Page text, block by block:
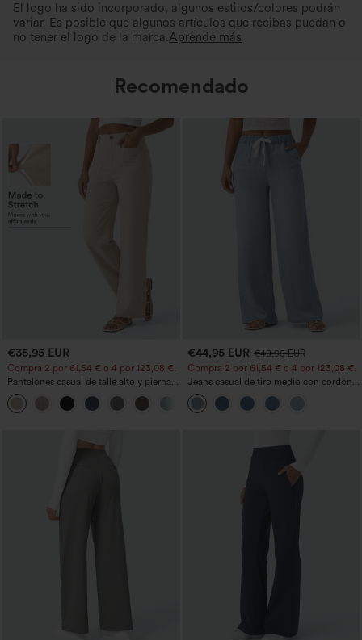
El logo ha sido incorporado, algunos estilos/colores podrán
variar. Es posible que algunos artículos que recibas puedan o
no tener el logo de la marca.Aprende más
Recomendado
€35,95 EUR
Compra 2 por 61,54 € o 4 por 123,08 €.
Pantalones casual de talle alto y pierna
recta con tacto de lino y bolsillos
+5
€44,95 EUR €49,95 EUR
Compra 2 por 61,54 € o 4 por 123,08 €.
Jeans casual de tiro medio con cordón y
bolsillos